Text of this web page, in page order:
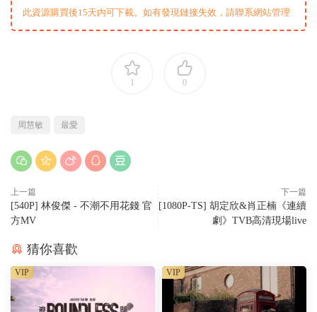
此資源購買後15天内可下載。如有發現鏈接失效，請聯系網站管理
1 0
周慧敏 最愛
上一篇
[540P] 林俊傑 - 不潮不用花錢 官
方MV
下一篇
[1080P-TS] 胡定欣&肖正楠《連續
劇》TVB高清現場live
猜你喜歡
VIP VIP